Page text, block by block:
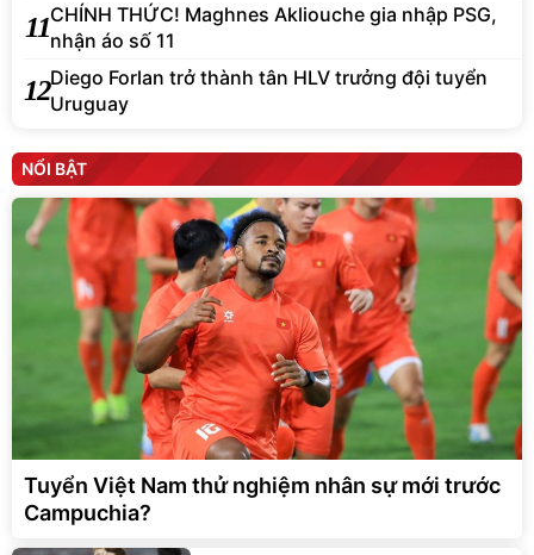
11CHÍNH THỨC! Maghnes Akliouche gia nhập PSG,
nhận áo số 11
12Diego Forlan trở thành tân HLV trưởng đội tuyển
Uruguay
NỔI BẬT
Tuyển Việt Nam thử nghiệm nhân sự mới trước
Campuchia?